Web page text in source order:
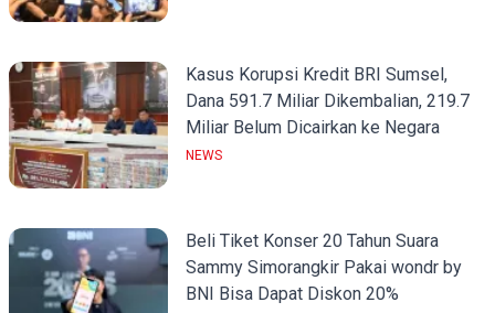
Kasus Korupsi Kredit BRI Sumsel,
Dana 591.7 Miliar Dikembalian, 219.7
Miliar Belum Dicairkan ke Negara
NEWS
Beli Tiket Konser 20 Tahun Suara
Sammy Simorangkir Pakai wondr by
BNI Bisa Dapat Diskon 20%